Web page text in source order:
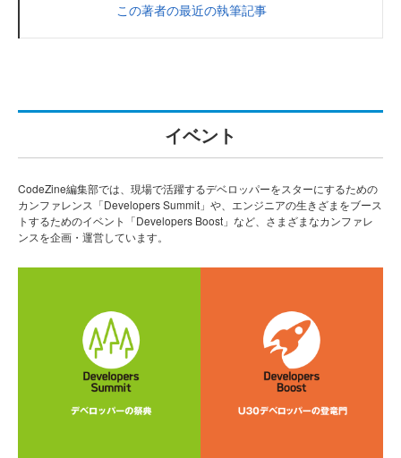
この著者の最近の執筆記事
イベント
CodeZine編集部では、現場で活躍するデベロッパーをスターにするための
カンファレンス「Developers Summit」や、エンジニアの生きざまをブース
トするためのイベント「Developers Boost」など、さまざまなカンファレ
ンスを企画・運営しています。